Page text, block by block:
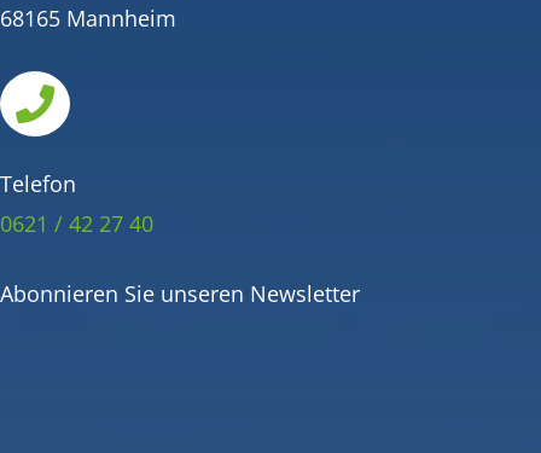
68165 Mannheim

Telefon
0621 / 42 27 40
Abonnieren Sie unseren Newsletter